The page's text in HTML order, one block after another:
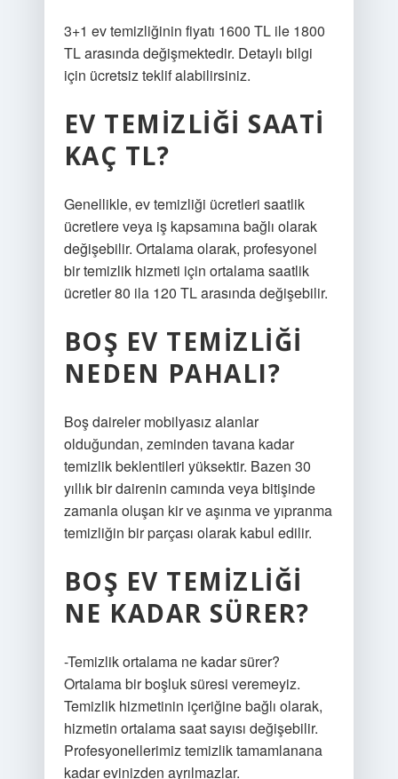
3+1 ev temizliğinin fiyatı 1600 TL ile 1800
TL arasında değişmektedir. Detaylı bilgi
için ücretsiz teklif alabilirsiniz.
EV TEMIZLIĞI SAATI
KAÇ TL?
Genellikle, ev temizliği ücretleri saatlik
ücretlere veya iş kapsamına bağlı olarak
değişebilir. Ortalama olarak, profesyonel
bir temizlik hizmeti için ortalama saatlik
ücretler 80 ila 120 TL arasında değişebilir.
BOŞ EV TEMIZLIĞI
NEDEN PAHALI?
Boş daireler mobilyasız alanlar
olduğundan, zeminden tavana kadar
temizlik beklentileri yüksektir. Bazen 30
yıllık bir dairenin camında veya bitişinde
zamanla oluşan kir ve aşınma ve yıpranma
temizliğin bir parçası olarak kabul edilir.
BOŞ EV TEMIZLIĞI
NE KADAR SÜRER?
-Temizlik ortalama ne kadar sürer?
Ortalama bir boşluk süresi veremeyiz.
Temizlik hizmetinin içeriğine bağlı olarak,
hizmetin ortalama saat sayısı değişebilir.
Profesyonellerimiz temizlik tamamlanana
kadar evinizden ayrılmazlar.